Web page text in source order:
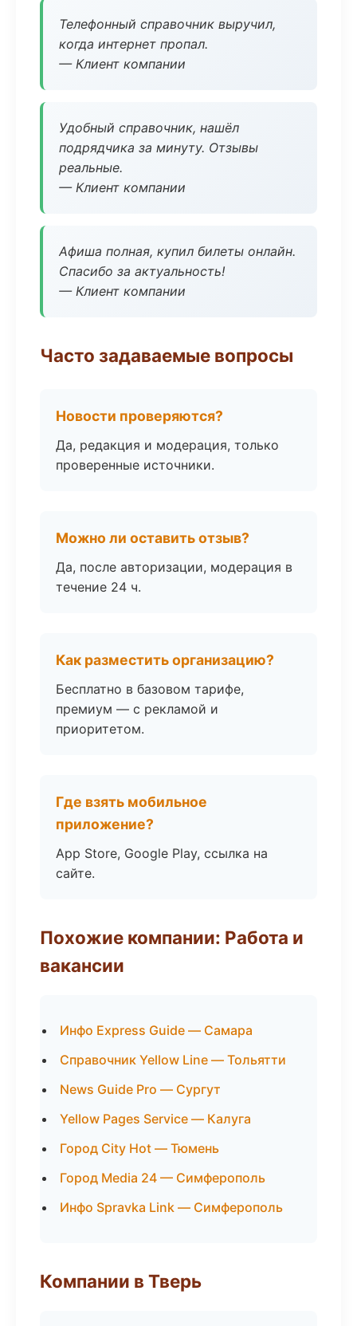
Телефонный справочник выручил,
когда интернет пропал.
— Клиент компании
Удобный справочник, нашёл
подрядчика за минуту. Отзывы
реальные.
— Клиент компании
Афиша полная, купил билеты онлайн.
Спасибо за актуальность!
— Клиент компании
Часто задаваемые вопросы
Новости проверяются?
Да, редакция и модерация, только
проверенные источники.
Можно ли оставить отзыв?
Да, после авторизации, модерация в
течение 24 ч.
Как разместить организацию?
Бесплатно в базовом тарифе,
премиум — с рекламой и
приоритетом.
Где взять мобильное
приложение?
App Store, Google Play, ссылка на
сайте.
Похожие компании: Работа и
вакансии
Инфо Express Guide — Самара
Справочник Yellow Line — Тольятти
News Guide Pro — Сургут
Yellow Pages Service — Калуга
Город City Hot — Тюмень
Город Media 24 — Симферополь
Инфо Spravka Link — Симферополь
Компании в Тверь